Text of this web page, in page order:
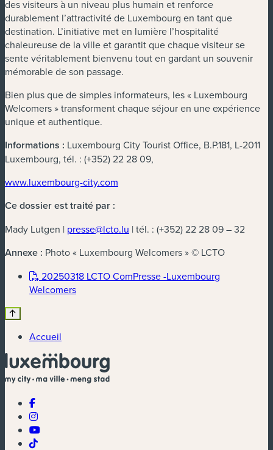
des visiteurs à un niveau plus humain et renforce
durablement l’attractivité de Luxembourg en tant que
destination. L’initiative met en lumière l’hospitalité
chaleureuse de la ville et garantit que chaque visiteur se
sente véritablement bienvenu tout en gardant un souvenir
mémorable de son passage.
Bien plus que de simples informateurs, les « Luxembourg
Welcomers » transforment chaque séjour en une expérience
unique et authentique.
Informations : Luxembourg City Tourist Office, B.P.181, L-2011
Luxembourg, tél. : (+352) 22 28 09,
www.luxembourg-city.com
Ce dossier est traité par :
Mady Lutgen | presse@lcto.lu | tél. : (+352) 22 28 09 – 32
Annexe : Photo « Luxembourg Welcomers » © LCTO
20250318 LCTO ComPresse -Luxembourg
Welcomers(nouvelle fenêtre)
Accueil